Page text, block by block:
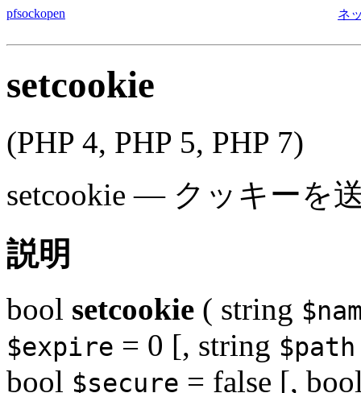
pfsockopen ネ
setcookie
(PHP 4, PHP 5, PHP 7)
setcookie — クッキーを
説明
bool setcookie ( string
$expire = 0 [, string $path
bool $secure = false [,